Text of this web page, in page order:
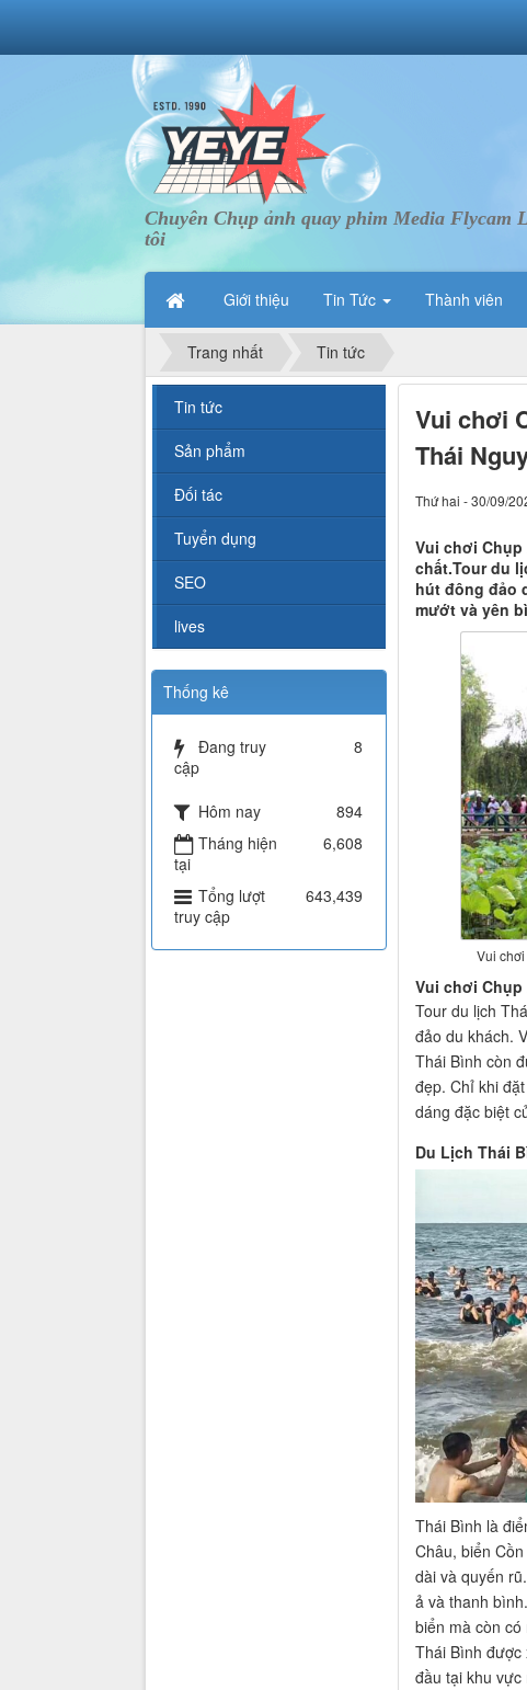
Chuyên Chụp ảnh quay phim Media Flycam
tôi
Giới thiệu Tin Tức Thành viên
Trang nhất Tin tức
Vui chơi
Thái
Thứ hai - 30/09/
Vui chơi Chụp
chất.Tour du
hút đông đảo
mướt và yên
Vui
Vui chơi Chụp
Tour du lịch
đảo du khách.
Thái Bình còn
đẹp. Chỉ khi
dáng đặc biệt
Du Lịch Thái
Thái Bình là
Châu, biển
dài và quyến
ả và thanh
biển mà còn
Thái Bình được
đầu tại khu vực
Tin tức
Sản phẩm
Đối tác
Tuyển dụng
SEO
lives
Thống kê
Đang truy
cập
8
Hôm nay
894
Tháng hiện
tại
6,608
Tổng lượt
truy cập
643,439